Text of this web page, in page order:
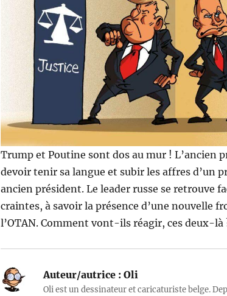
Trump et Poutine sont dos au mur ! L’ancien
devoir tenir sa langue et subir les affres d’un
ancien président. Le leader russe se retrouve
craintes, à savoir la présence d’une nouvelle
l’OTAN. Comment vont-ils réagir, ces deux-là
Auteur/autrice :Oli
Oli est un dessinateur et caricaturiste belge.